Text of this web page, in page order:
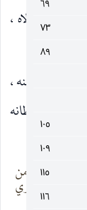
٧٣
٨٩
١٠٥
١٠٩
١١٥
١١٦
فعلي مولاه ،
: لاتيأس منه ،
معه في سلطانه
فارسلت شيئاً من
وما تدري